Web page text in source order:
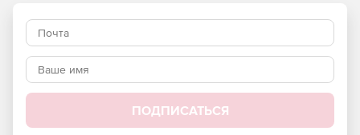
«Светотехнические расчеты 3D» построены на единой
модели местности и могут использоваться при
совместном проектировании.
ПОДПИСАТЬСЯ